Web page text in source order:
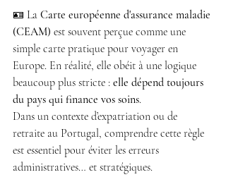
🪪 La Carte européenne d'assurance maladie
(CEAM) est souvent perçue comme une
simple carte pratique pour voyager en
Europe. En réalité, elle obéit à une logique
beaucoup plus stricte : elle dépend toujours
du pays qui finance vos soins.
Dans un contexte d’expatriation ou de
retraite au Portugal, comprendre cette règle
est essentiel pour éviter les erreurs
administratives… et stratégiques.